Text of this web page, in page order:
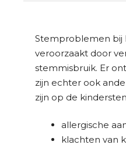
Stemproblemen bij
veroorzaakt door
stemmisbruik. Er
zijn echter ook
zijn op de
allergische
klachten van